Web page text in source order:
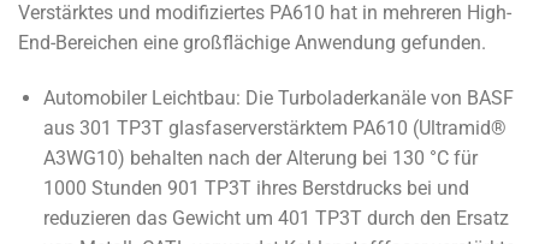
Verstärktes und modifiziertes PA610 hat in mehreren High-
End-Bereichen eine großflächige Anwendung gefunden.
Automobiler Leichtbau: Die Turboladerkanäle von BASF
aus 301 TP3T glasfaserverstärktem PA610 (Ultramid®
A3WG10) behalten nach der Alterung bei 130 °C für
1000 Stunden 901 TP3T ihres Berstdrucks bei und
reduzieren das Gewicht um 401 TP3T durch den Ersatz